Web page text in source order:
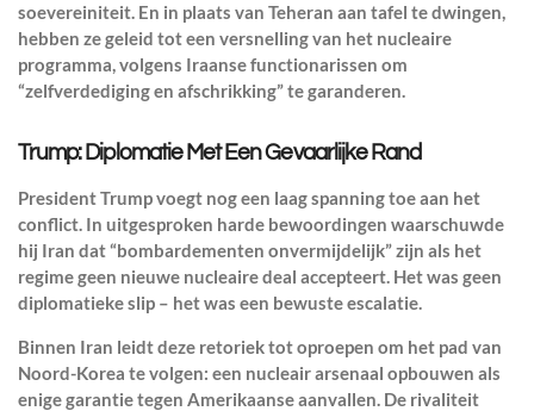
soevereiniteit. En in plaats van Teheran aan tafel te dwingen,
hebben ze geleid tot een versnelling van het nucleaire
programma, volgens Iraanse functionarissen om
“zelfverdediging en afschrikking” te garanderen.
Trump: Diplomatie Met Een Gevaarlijke Rand
President Trump voegt nog een laag spanning toe aan het
conflict. In uitgesproken harde bewoordingen waarschuwde
hij Iran dat “bombardementen onvermijdelijk” zijn als het
regime geen nieuwe nucleaire deal accepteert. Het was geen
diplomatieke slip – het was een bewuste escalatie.
Binnen Iran leidt deze retoriek tot oproepen om het pad van
Noord-Korea te volgen: een nucleair arsenaal opbouwen als
enige garantie tegen Amerikaanse aanvallen. De rivaliteit